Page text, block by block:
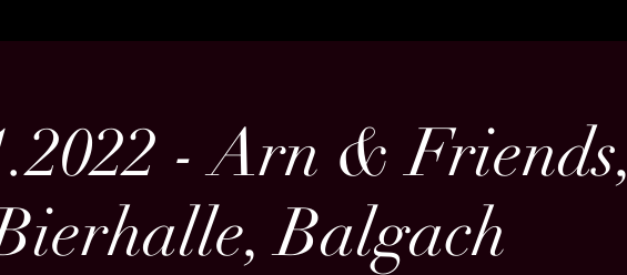
- Arn & Friends,
Balgach